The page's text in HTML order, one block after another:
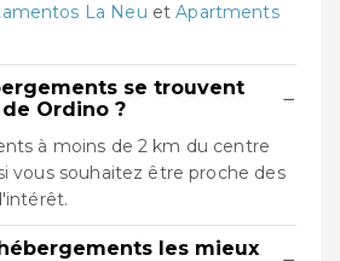
La Neu etApartments
se trouvent
Ordino ?
−
à moins de 2 km du centre
vous souhaitez être proche des
les mieux